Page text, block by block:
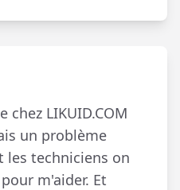
chez LIKUID.COM
un problème
les techniciens on
m'aider. Et